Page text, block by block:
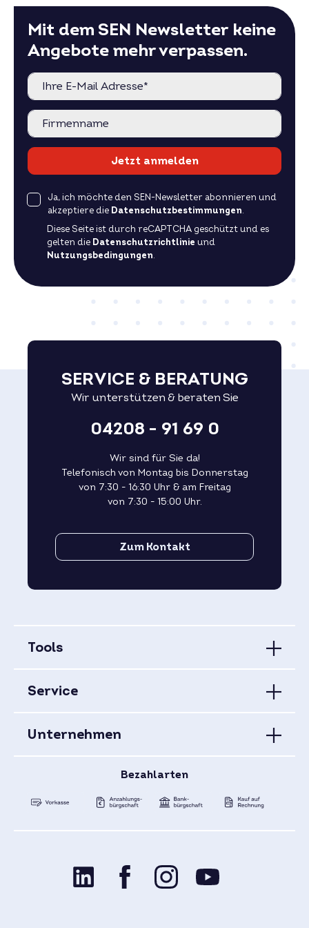
Mit dem SEN Newsletter keine
Angebote mehr verpassen.
Jetzt anmelden
Ja, ich möchte den SEN-Newsletter abonnieren und
akzeptiere die Datenschutzbestimmungen.
Diese Seite ist durch reCAPTCHA geschützt und es
gelten die Datenschutzrichtlinie und
Nutzungsbedingungen.
SERVICE & BERATUNG
Wir unterstützen & beraten Sie
04208 - 91 69 0
Wir sind für Sie da!
Telefonisch von Montag bis Donnerstag
von 7:30 - 16:30 Uhr & am Freitag
von 7:30 - 15:00 Uhr.
Zum Kontakt
Tools
Service
Unternehmen
Bezahlarten